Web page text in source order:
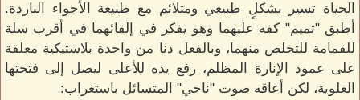
الحياة تسير بشكلٍ طبيعي ومتلائم مع طبيعة الأجواء الباردة.
أطبق "تميم" كفه عليهما وهو يفكر في إلقائهما في أقرب سلة
للقمامة للتخلص منهما، وبالفعل دنا من واحدة بلاستيكية معلقة
على عمود الإنارة المظلم، رفع يده للأعلى ليصل إلى فتحتها
العلوية، لكن أعاقه صوت "ناجي" المتسائل باستغراب: